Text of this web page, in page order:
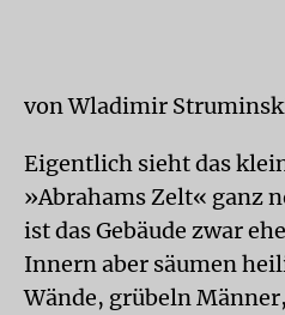
von Wladimir
Eigentlich sieht das
»Abrahams Zelt« ganz
ist das Gebäude zwar
Innern aber säumen
Wände, grübeln